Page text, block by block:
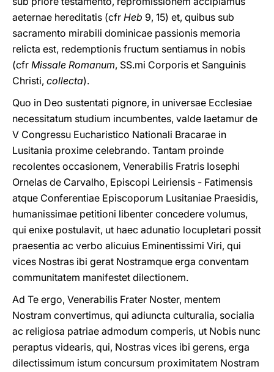
aeternae hereditatis (cfr Heb 9, 15) et, quibus sub
sacramento mirabili dominicae passionis memoria
relicta est, redemptionis fructum sentiamus in nobis
(cfr Missale Romanum, SS.mi Corporis et Sanguinis
Christi, collecta).
Quo in Deo sustentati pignore, in universae Ecclesiae
necessitatum studium incumbentes, valde laetamur de
V Congressu Eucharistico Nationali Bracarae in
Lusitania proxime celebrando. Tantam proinde
recolentes occasionem, Venerabilis Fratris Iosephi
Ornelas de Carvalho, Episcopi Leiriensis - Fatimensis
atque Conferentiae Episcoporum Lusitaniae Praesidis,
humanissimae petitioni libenter concedere volumus,
qui enixe postulavit, ut haec adunatio locupletari possit
praesentia ac verbo alicuius Eminentissimi Viri, qui
vices Nostras ibi gerat Nostramque erga conventam
communitatem manifestet dilectionem.
Ad Te ergo, Venerabilis Frater Noster, mentem
Nostram convertimus, qui adiuncta culturalia, socialia
ac religiosa patriae admodum comperis, ut Nobis nunc
peraptus videaris, qui, Nostras vices ibi gerens, erga
dilectissimum istum concursum proximitatem Nostram